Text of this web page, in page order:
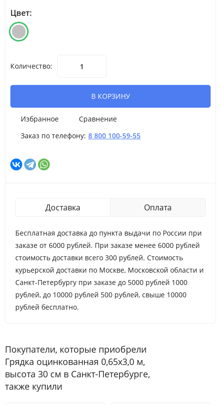
Цвет:
Количество:
В КОРЗИНУ
Избранное
Сравнение
Заказ по телефону: 8 800 100-59-55
Доставка Оплата
Бесплатная доставка до пункта выдачи по России при
заказе от 6000 рублей. При заказе менее 6000 рублей
стоимость доставки всего 300 рублей. Стоимость
курьерской доставки по Москве, Московской области и
Санкт-Петербургу при заказе до 5000 рублей 1000
рублей, до 10000 рублей 500 рублей, свыше 10000
рублей бесплатно.
Покупатели, которые приобрели
Грядка оцинкованная 0,65х3,0 м,
высота 30 см в Санкт-Петербурге,
также купили